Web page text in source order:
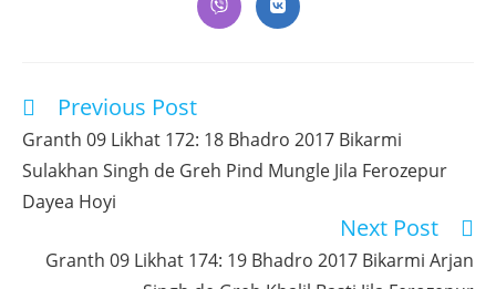
new
window
new
window
Opens
in
Opens
in
Read
articles
Previous Post
Granth 09 Likhat 172: 18 Bhadro 2017 Bikarmi
Sulakhan Singh de Greh Pind Mungle Jila Ferozepur
Dayea Hoyi
Next Post
Granth 09 Likhat 174: 19 Bhadro 2017 Bikarmi Arjan